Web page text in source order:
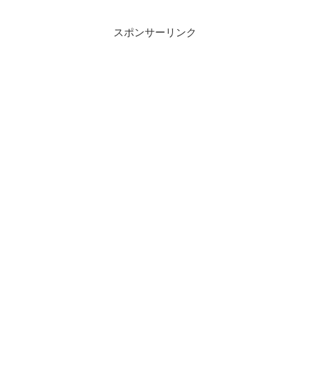
ぜプログラミングをやってみよ
ので、設計だけでなく営業や現
スポンサーリンク